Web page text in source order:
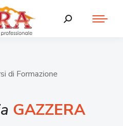
di Formazione
GAZZERA